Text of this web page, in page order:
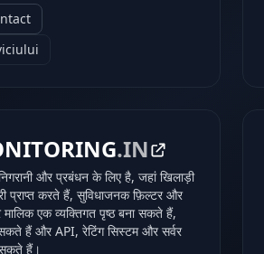
.IN
और प्रबंधन के लिए है, जहां खिलाड़ी
प्राप्त करते हैं, सुविधाजनक फ़िल्टर और
मालिक एक व्यक्तिगत पृष्ठ बना सकते हैं,
हैं और API, रेटिंग सिस्टम और सर्वर
हैं।